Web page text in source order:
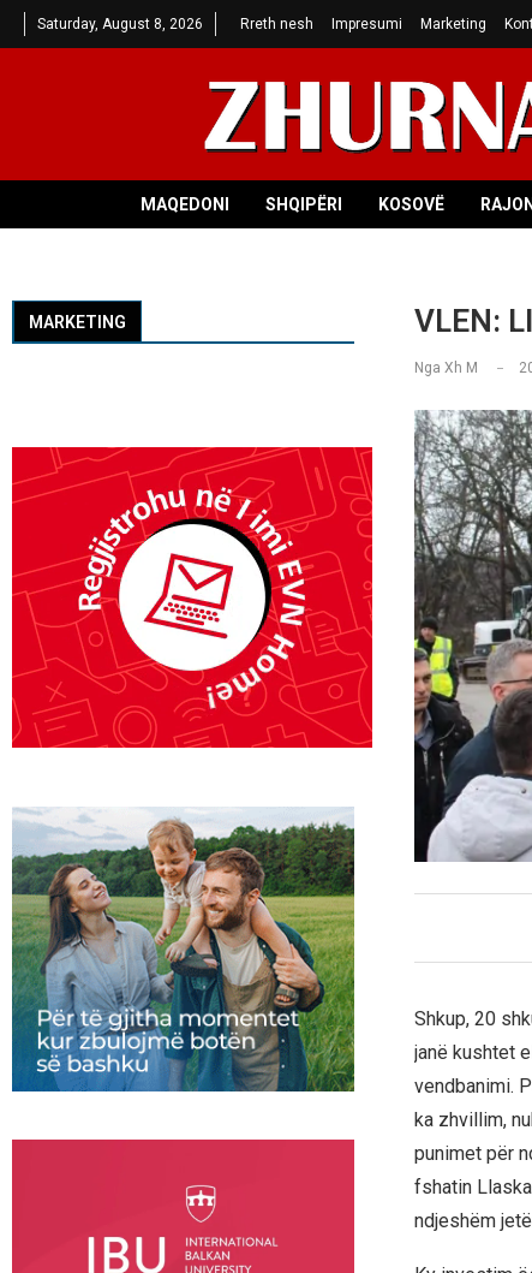
Saturday, August 8, 2026 Rreth nesh Impresumi Marketing
MAQEDONI SHQIPËRI KOSOVË
VLEN:
Nga Xh M
Shkup, 20
janë kushtet
vendbanimi.
ka zhvillim,
punimet për
fshatin
ndjeshëm
MARKETING